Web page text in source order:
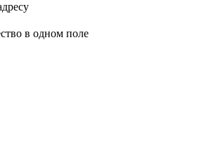
в одном поле